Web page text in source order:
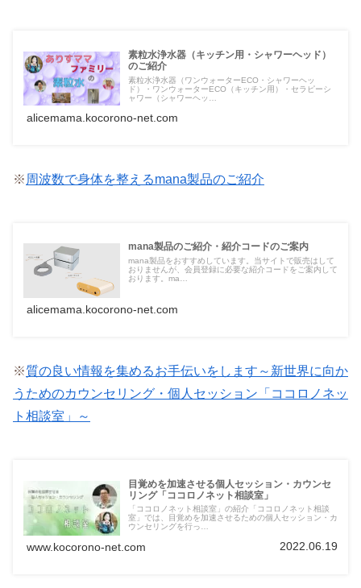
素粒水浄水器（キッチン用・シャワーヘッド）
のご紹介
素粒水浄水器（ワンウォーターECO・シャワーヘッ
ド）・ワンウォーターECO（キッチン用）・セラピーシ
ャワー（シャワーヘッ…
alicemama.kocorono-net.com
※ 周波数で身体を整えるmana製品のご紹介
mana製品のご紹介・紹介コードのご案内
mana製品をおすすめしています。当サイトで販売はして
おりませんが、会員登録に必要な紹介コードをご案内して
おります。ma…
alicemama.kocorono-net.com
※質の良い情報を集めるお手伝いをします～新世界に向か
うためのカウンセリング・個人セッション「ココロノネッ
ト相談室」～
目覚めを加速させる個人セッション・カウンセ
リング「ココロノネット相談室」
「ココロノネット相談室」の紹介「ココロノネット相談
室」では、目覚めを加速させるための個人セッション・カ
ウンセリングを行っ…
www.kocorono-net.com 2022.06.19